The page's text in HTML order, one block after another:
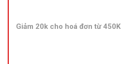
Giảm 20k cho hoá đơn từ 450K